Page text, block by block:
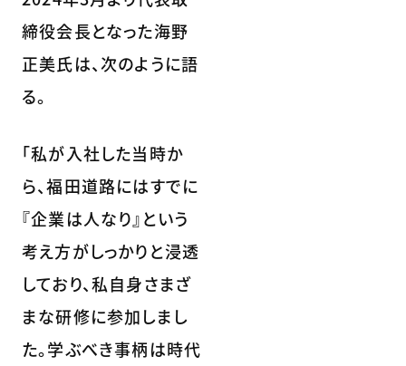
締役会長となった海野
正美氏は、次のように語
る。
「私が入社した当時か
ら、福田道路にはすでに
『企業は人なり』という
考え方がしっかりと浸透
しており、私自身さまざ
まな研修に参加しまし
た。学ぶべき事柄は時代